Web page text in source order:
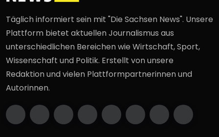
Täglich informiert sein mit "Die Sachsen News". Unsere
Plattform bietet aktuellen Journalismus aus
unterschiedlichen Bereichen wie Wirtschaft, Sport,
Wissenschaft und Politik. Erstellt von unsere
Redaktion und vielen Plattformpartnerinnen und
Autorinnen.